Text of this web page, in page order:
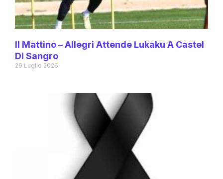
Il Mattino – Allegri Attende Lukaku A Castel
Di Sangro
29 Luglio 2026